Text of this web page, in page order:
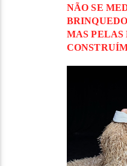
NÃO SE
MAS PELAS